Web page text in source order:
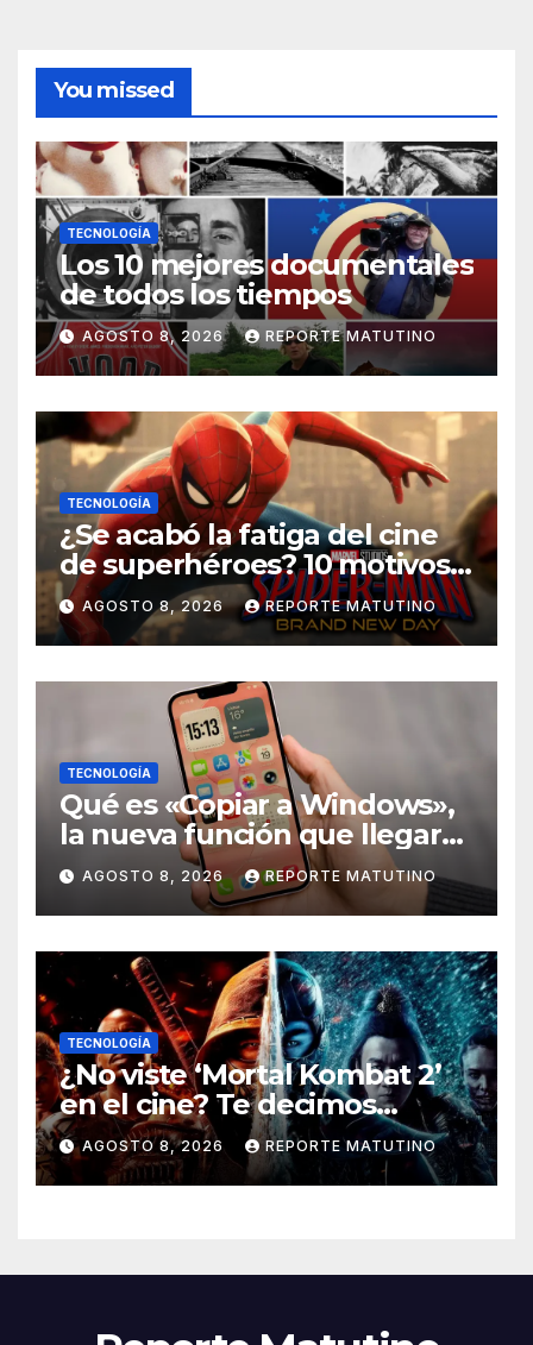
You missed
TECNOLOGÍA
Los 10 mejores documentales
de todos los tiempos
AGOSTO 8, 2026 REPORTE MATUTINO
TECNOLOGÍA
¿Se acabó la fatiga del cine
de superhéroes? 10 motivos
por los que ‘Spider-Man:
Brand New Day» desmiente
esa teoría
AGOSTO 8, 2026 REPORTE MATUTINO
TECNOLOGÍA
Qué es «Copiar a Windows»,
la nueva función que llegará
al iPhone solo para Europa
AGOSTO 8, 2026 REPORTE MATUTINO
TECNOLOGÍA
¿No viste ‘Mortal Kombat 2’
en el cine? Te decimos
dónde verla en streaming
ahora mismo y te damos tres
razones para hacerlo
AGOSTO 8, 2026 REPORTE MATUTINO